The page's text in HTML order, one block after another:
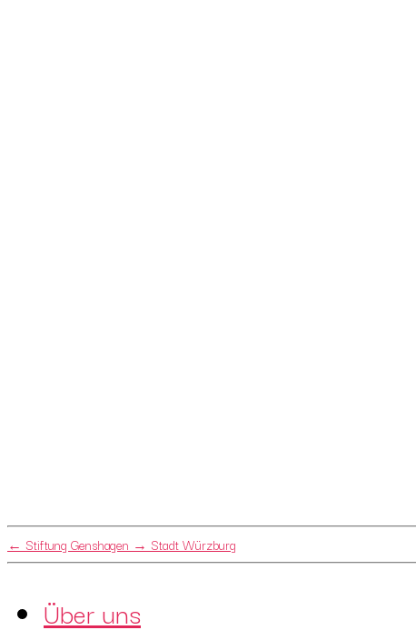
← Stiftung Genshagen → Stadt Würzburg
Über uns